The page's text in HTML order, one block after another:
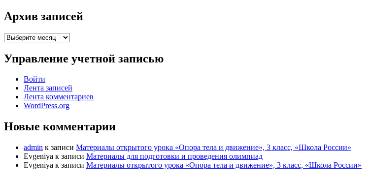
Архив записей
Архив
Управление учетной записью
Войти
Лента записей
Лента комментариев
WordPress.org
Новые комментарии
admin к записи Материалы открытого урока «Опора тела и движение», 3 класс, «Школа России»
Evgeniya к записи Материалы для подготовки и проведения олимпиад
Evgeniya к записи Материалы открытого урока «Опора тела и движение», 3 класс, «Школа России»